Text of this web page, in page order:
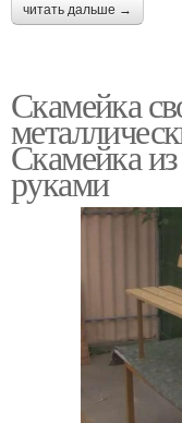
читать дальше →
Скамейка
Скамейка
руками